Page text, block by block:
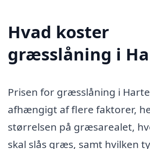
Hvad koster
græsslåning i
Prisen for græsslåning i
afhængigt af flere faktorer,
størrelsen på græsarealet,
skal slås græs, samt hvilken